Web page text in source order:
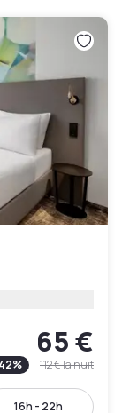
65 €
42% 112 €la nuit
16h - 22h